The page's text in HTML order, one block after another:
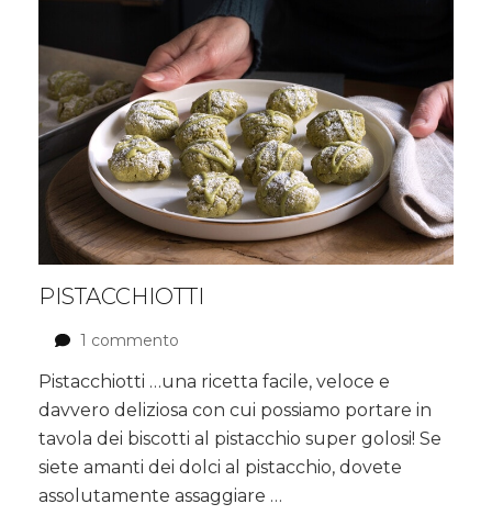
PISTACCHIOTTI
1 commento
Pistacchiotti …una ricetta facile, veloce e
davvero deliziosa con cui possiamo portare in
tavola dei biscotti al pistacchio super golosi! Se
siete amanti dei dolci al pistacchio, dovete
assolutamente assaggiare …